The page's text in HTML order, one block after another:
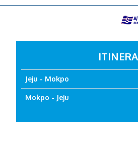
Jeju - Mokpo
Mokpo - Jeju